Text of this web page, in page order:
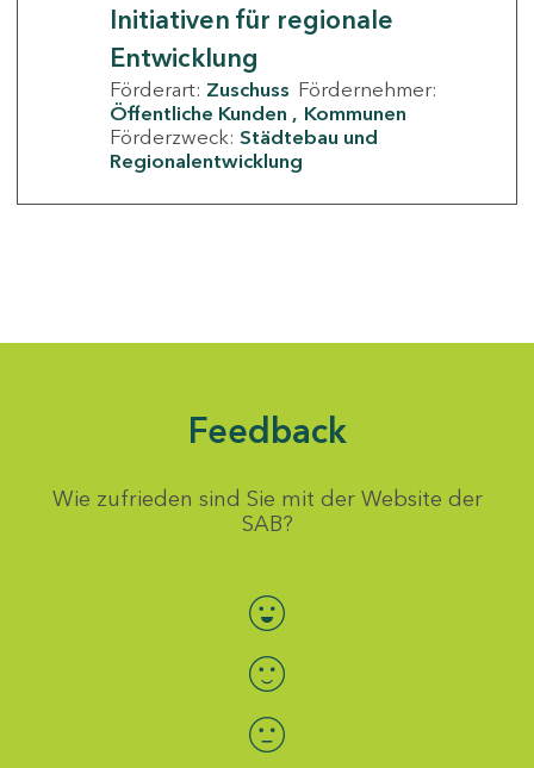
Initiativen für regionale
Entwicklung
Förderart: Zuschuss Fördernehmer:
Öffentliche Kunden
Kommunen
Förderzweck: Städtebau und
Regionalentwicklung
Feedback
Wie zufrieden sind Sie mit der Website der
SAB?
Bewertung auswählen